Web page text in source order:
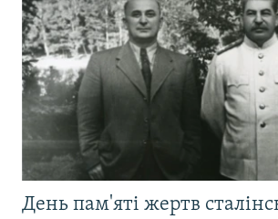
День пам'яті жертв